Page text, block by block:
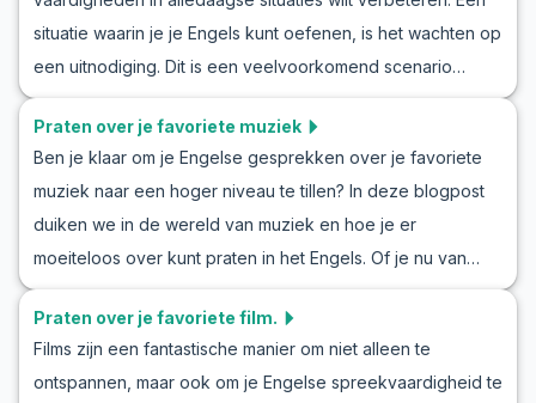
die vaak voorkomen bij het maken van excuses in het
Engels. Daarnaast presenteren we voorbeeldgesprekken
die realistische scenario's simuleren. Of je nu tips nodig
vaardigheden wilt aanscherpen, deze gids geeft je de
situatie waarin je je Engels kunt oefenen, is het wachten op
een uitnodiging. Dit is een veelvoorkomend scenario
waarin communicatie cruciaal is. In dit artikel richten we ons
op enkele belangrijke Engelse rollenspel-oefeningen over
uitnodigingen en bieden we nuttige woordenschat en
sleutelzinnen om je te helpen in een Engelse uitnodiging-
rollenspel. We hebben ook drie voorbeeldgesprekken die
je kunnen helpen je vaardigheden aan te scherpen in een
suggesties te volgen, ben je klaar om je communicatie in
Praten over je favoriete muziek
Ben je klaar om je Engelse gesprekken over je favoriete
muziek naar een hoger niveau te tillen? In deze blogpost
duiken we in de wereld van muziek en hoe je er
moeiteloos over kunt praten in het Engels. Of je nu van
pop, rock, jazz of klassiek houdt, dit artikel biedt je de
tools om vol vertrouwen een gesprek over muziek aan te
gaan. We behandelen essentiële woordenschat en zinnen
die je tegenkomt in een typisch Engels gesprek over
Praten over je favoriete film.
Films zijn een fantastische manier om niet alleen te
ontspannen, maar ook om je Engelse spreekvaardigheid te